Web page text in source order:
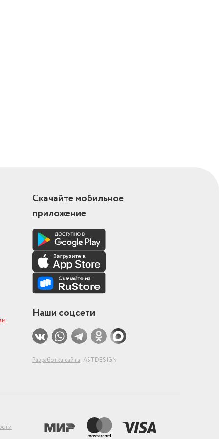
.
Скачайте мобильное
приложение
Наши соцсети
Разработка сайта ASTDESIGN